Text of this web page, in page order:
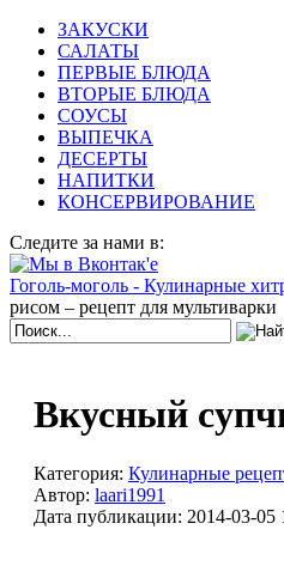
ЗАКУСКИ
САЛАТЫ
ПЕРВЫЕ БЛЮДА
ВТОРЫЕ БЛЮДА
СОУСЫ
ВЫПЕЧКА
ДЕСЕРТЫ
НАПИТКИ
КОНСЕРВИРОВАНИЕ
Следите за нами в:
Гоголь-моголь - Кулинарные
рисом – рецепт для мультиварки
Вкусный
Категория: Кулинарные
Автор: laari1991
Дата публикации: 2014-03-05